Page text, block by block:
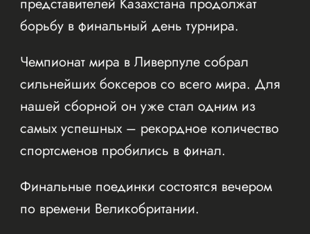
представителей Казахстана продолжат
борьбу в финальный день турнира.
Чемпионат мира в Ливерпуле собрал
сильнейших боксеров со всего мира. Для
нашей сборной он уже стал одним из
самых успешных – рекордное количество
спортсменов пробились в финал.
Финальные поединки состоятся вечером
по времени Великобритании.